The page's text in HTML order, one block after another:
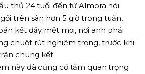
thủ 24 tuổi đến từ Almora nói.
trên sân hơn 5 giờ trong tuần,
kết đầy mệt mỏi, nơi anh phải
chuột rút nghiêm trọng, trước khi
chung kết.
này đã củng cố tầm quan trọng